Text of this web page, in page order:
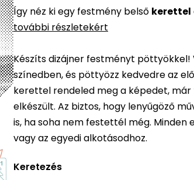
átlagos
értékelése
ből
0,0
csillag.
Így néz ki egy festmény belső kerettel
további részletekért
Készíts dizájner festményt
színedben, és pöttyözz kedvedre az
kerettel rendeled meg a képedet, már
elkészült. Az biztos, hogy lenyűgöző
is, ha soha nem festettél még.
vagy az egyedi alkotásodhoz.
Keretezés